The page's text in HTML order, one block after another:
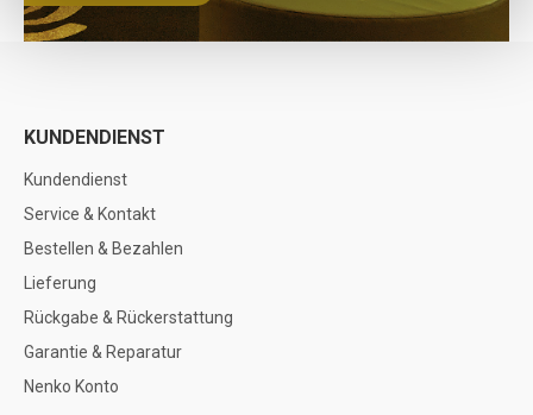
KUNDENDIENST
Kundendienst
Service & Kontakt
Bestellen & Bezahlen
Lieferung
Rückgabe & Rückerstattung
Garantie & Reparatur
Nenko Konto